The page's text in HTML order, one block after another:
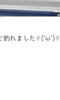
釣れました✌︎(‘ω’)✌︎